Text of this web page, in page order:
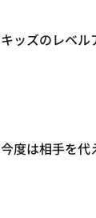
キッズのレベル
今度は相手を代